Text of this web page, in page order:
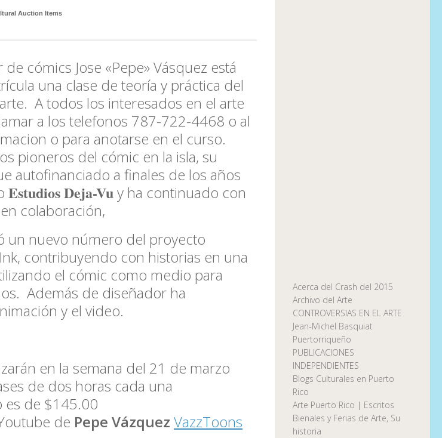
Auction Items
de cómics Jose «Pepe» Vásquez está
una clase de teoría y práctica del
. A todos los interesados en el arte
a los telefonos 787-722-4468 o al
o para anotarse en el curso.
pioneros del cómic en la isla, su
autofinanciado a finales de los años
Estudios Deja-Vuy ha continuado con
colaboración,
un nuevo número del proyecto
, contribuyendo con historias en una
el cómic como medio para
Además de diseñador ha
y el video.
en la semana del 21 de marzo
de dos horas cada una
es de $145.00
de Pepe Vázquez VazzToons
Acerca del Crash del 2015
Archivo del Arte
CONTROVERSIAS EN EL ARTE
Jean-Michel Basquiat
Puertorriqueño
PUBLICACIONES
INDEPENDIENTES
Blogs Culturales en Puerto
Rico
Arte Puerto Rico | Escritos
Bienales y Ferias de Arte, Su
historia